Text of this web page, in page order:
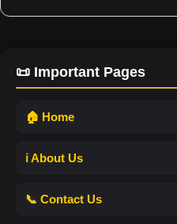
📜 Important Pages
🏠 Home
ℹ️ About Us
📞 Contact Us